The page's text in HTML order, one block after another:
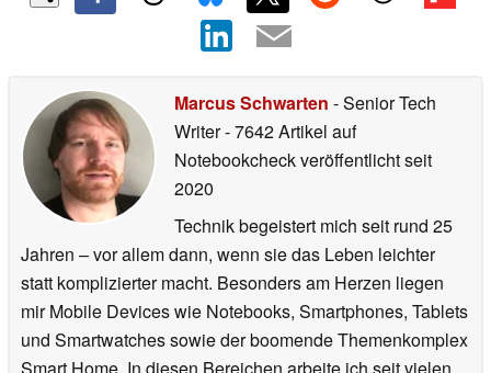
Marcus Schwarten - Senior Tech
Writer- 7642 Artikel auf
Notebookcheck veröffentlichtseit
2020
Technik begeistert mich seit rund 25
Jahren – vor allem dann, wenn sie das Leben leichter
statt komplizierter macht. Besonders am Herzen liegen
mir Mobile Devices wie Notebooks, Smartphones, Tablets
und Smartwatches sowie der boomende Themenkomplex